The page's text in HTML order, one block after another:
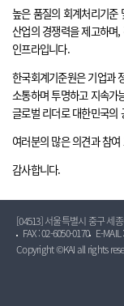
높은 품질의 회계처리기준
산업의 경쟁력을 제고하며
인프라입니다.
한국회계기준원은 기업과
소통하며 투명하고 지속가
글로벌 리더로 대한민국의
여러분의 많은 의견과 참
감사합니다.
[04513] 서울특별시 중구 세
FAX : 02-6050-0170
E-
Copyright ©KAI all rights